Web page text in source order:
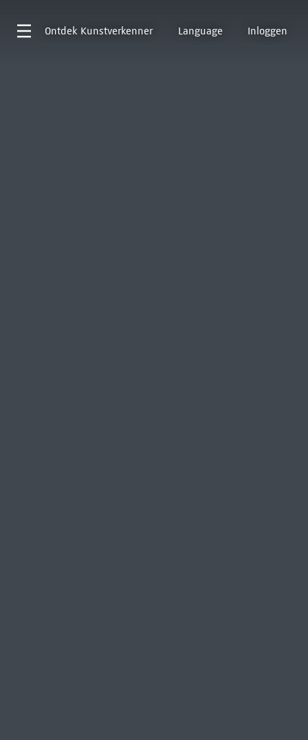
Ontdek Kunstverkenner Language Inloggen